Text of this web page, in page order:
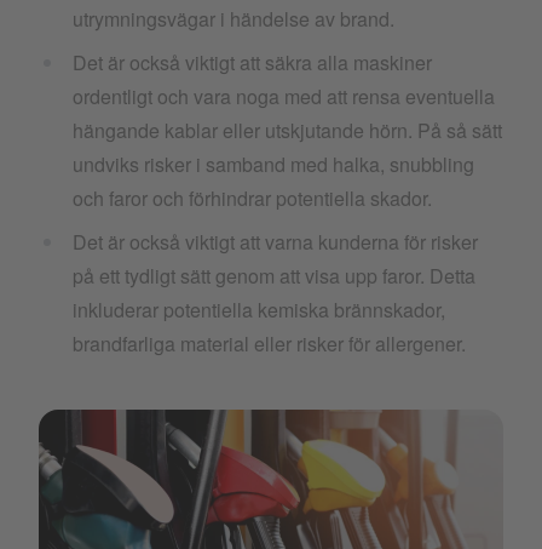
utrymningsvägar i händelse av brand.
Det är också viktigt att säkra alla maskiner
ordentligt och vara noga med att rensa eventuella
hängande kablar eller utskjutande hörn. På så sätt
undviks risker i samband med halka, snubbling
och faror och förhindrar potentiella skador.
Det är också viktigt att varna kunderna för risker
på ett tydligt sätt genom att visa upp faror. Detta
inkluderar potentiella kemiska brännskador,
brandfarliga material eller risker för allergener.